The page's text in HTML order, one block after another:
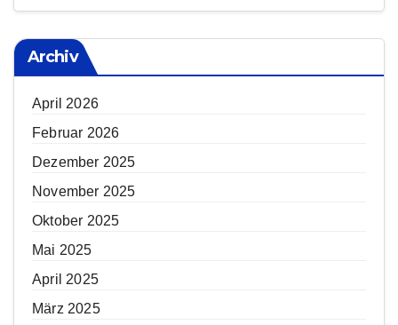
Archiv
April 2026
Februar 2026
Dezember 2025
November 2025
Oktober 2025
Mai 2025
April 2025
März 2025